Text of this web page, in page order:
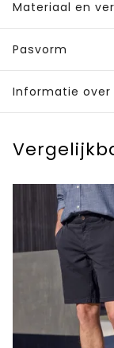
Materiaal en
Pasvorm
Informatie over